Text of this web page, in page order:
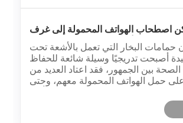
اصطحاب الهواتف المحمولة إلى غرف
التي تعمل بالأشعة تحت الحمراء البعيدة؟
حمامات البخار التي تعمل بالأشعة تحت
أصبحت تدريجيًا وسيلة شائعة للحفاظ
بين الجمهور، فقد اعتاد العديد من
حمل الهواتف المحمولة معهم، وحتى
ذلك، فإن البيئة الخاصة لغرف الساونا